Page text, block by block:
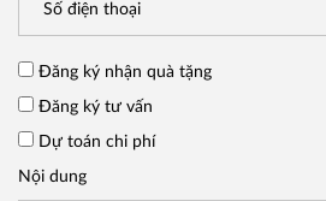
Đăng ký nhận quà tặng
Đăng ký tư vấn
Dự toán chi phí
Nội dung